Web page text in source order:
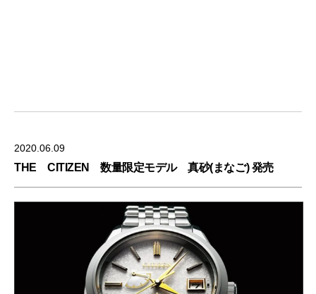
2020.06.09
THE CITIZEN 数量限定モデル 真砂(まなご) 発売